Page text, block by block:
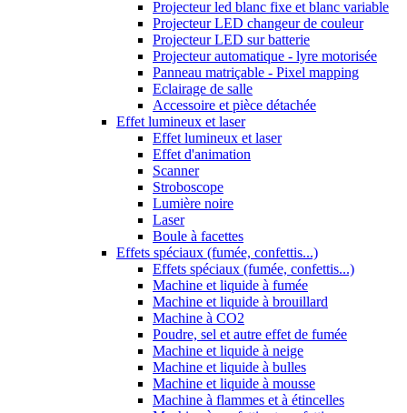
Projecteur led blanc fixe et blanc variable
Projecteur LED changeur de couleur
Projecteur LED sur batterie
Projecteur automatique - lyre motorisée
Panneau matriçable - Pixel mapping
Eclairage de salle
Accessoire et pièce détachée
Effet lumineux et laser
Effet lumineux et laser
Effet d'animation
Scanner
Stroboscope
Lumière noire
Laser
Boule à facettes
Effets spéciaux (fumée, confettis...)
Effets spéciaux (fumée, confettis...)
Machine et liquide à fumée
Machine et liquide à brouillard
Machine à CO2
Poudre, sel et autre effet de fumée
Machine et liquide à neige
Machine et liquide à bulles
Machine et liquide à mousse
Machine à flammes et à étincelles